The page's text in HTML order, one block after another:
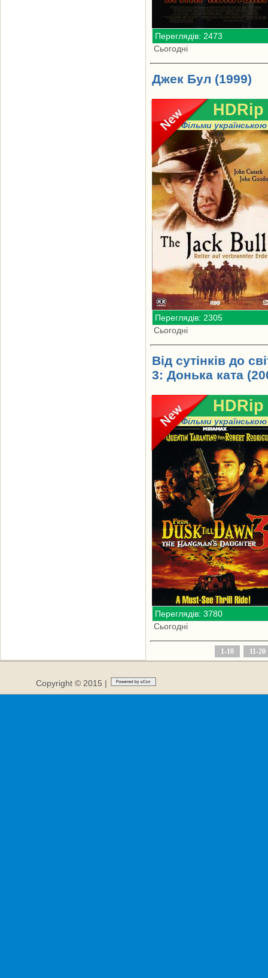
Переглядів: 2473
Сьогодні
Джек Бул (1999)
HDRip
Фільми українською
Переглядів: 2305
Сьогодні
Від сутінків до
3: Донька ката
HDRip
Фільми українською
Переглядів: 3780
Сьогодні
1-10 11-20
Copyright © 2015 |